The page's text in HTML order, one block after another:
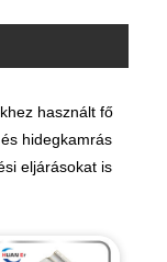
használt fő
hidegkamrás
eljárásokat is